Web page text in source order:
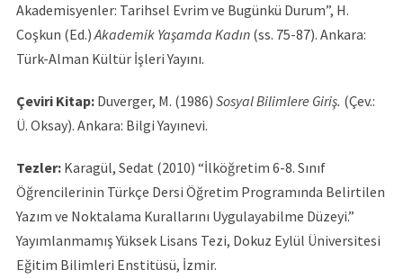
Akademisyenler: Tarihsel Evrim ve Bugünkü Durum”, H.
Coşkun (Ed.)Akademik Yaşamda Kadın (ss. 75-87). Ankara:
Türk-Alman Kültür İşleri Yayını.
Çeviri Kitap:Duverger, M. (1986) Sosyal Bilimlere Giriş. (Çev.:
Ü. Oksay). Ankara: Bilgi Yayınevi.
Tezler:Karagül, Sedat (2010) “İlköğretim 6-8. Sınıf
Öğrencilerinin Türkçe Dersi Öğretim Programında Belirtilen
Yazım ve Noktalama Kurallarını Uygulayabilme Düzeyi.”
Yayımlanmamış Yüksek Lisans Tezi, Dokuz Eylül Üniversitesi
Eğitim Bilimleri Enstitüsü, İzmir.